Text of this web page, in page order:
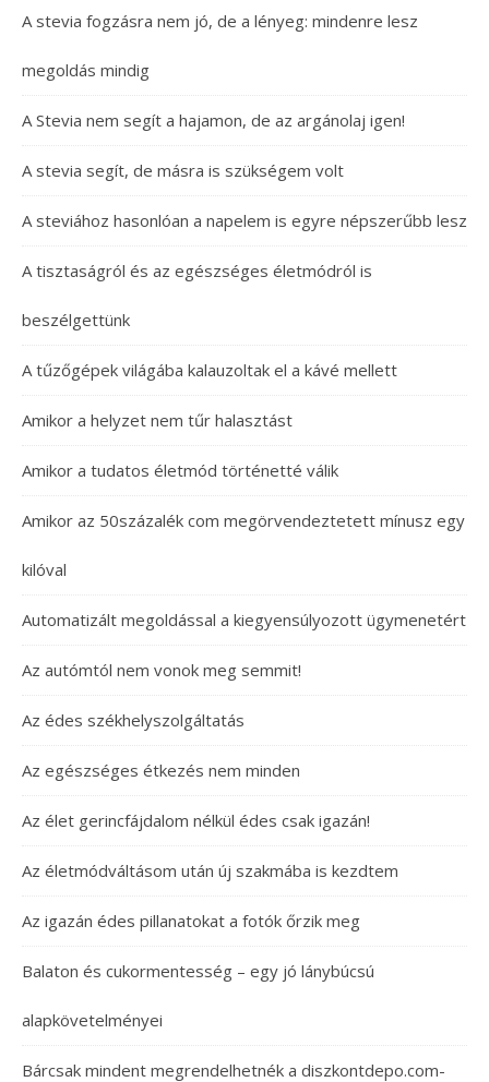
A stevia fogzásra nem jó, de a lényeg: mindenre lesz
megoldás mindig
A Stevia nem segít a hajamon, de az argánolaj igen!
A stevia segít, de másra is szükségem volt
A steviához hasonlóan a napelem is egyre népszerűbb lesz
A tisztaságról és az egészséges életmódról is
beszélgettünk
A tűzőgépek világába kalauzoltak el a kávé mellett
Amikor a helyzet nem tűr halasztást
Amikor a tudatos életmód történetté válik
Amikor az 50százalék com megörvendeztetett mínusz egy
kilóval
Automatizált megoldással a kiegyensúlyozott ügymenetért
Az autómtól nem vonok meg semmit!
Az édes székhelyszolgáltatás
Az egészséges étkezés nem minden
Az élet gerincfájdalom nélkül édes csak igazán!
Az életmódváltásom után új szakmába is kezdtem
Az igazán édes pillanatokat a fotók őrzik meg
Balaton és cukormentesség – egy jó lánybúcsú
alapkövetelményei
Bárcsak mindent megrendelhetnék a diszkontdepo.com-